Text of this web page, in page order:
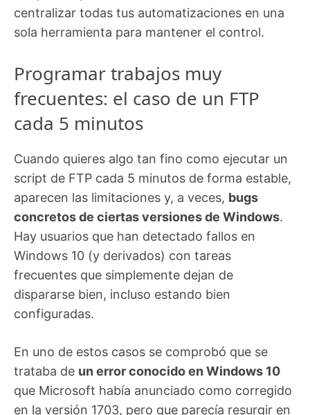
centralizar todas tus automatizaciones en una
sola herramienta para mantener el control.
Programar trabajos muy
frecuentes: el caso de un FTP
cada 5 minutos
Cuando quieres algo tan fino como ejecutar un
script de FTP cada 5 minutos de forma estable,
aparecen las limitaciones y, a veces, bugs
concretos de ciertas versiones de Windows.
Hay usuarios que han detectado fallos en
Windows 10 (y derivados) con tareas
frecuentes que simplemente dejan de
dispararse bien, incluso estando bien
configuradas.
En uno de estos casos se comprobó que se
trataba de un error conocido en Windows 10
que Microsoft había anunciado como corregido
en la versión 1703, pero que parecía resurgir en